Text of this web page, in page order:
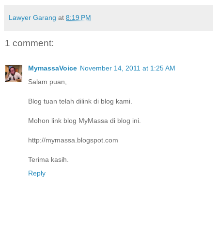
Lawyer Garang at 8:19 PM
1 comment:
MymassaVoice November 14, 2011 at 1:25 AM
Salam puan,
Blog tuan telah dilink di blog kami.
Mohon link blog MyMassa di blog ini.
http://mymassa.blogspot.com
Terima kasih.
Reply